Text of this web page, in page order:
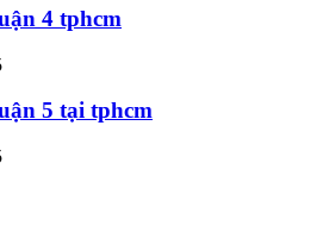
4 tphcm
5 tại tphcm